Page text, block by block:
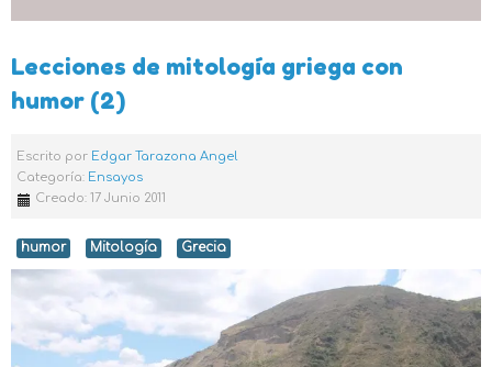
Lecciones de mitología griega con
humor (2)
Escrito por Edgar Tarazona Angel
Categoría: Ensayos
Creado: 17 Junio 2011
humor Mitología Grecia